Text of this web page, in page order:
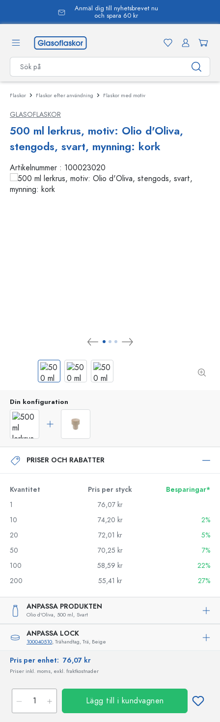
Anmäl dig till nyhetsbrevet nu
och spara 60 kr
Flaskor Flaskor efter användning Flaskor med motiv
GLASOFLASKOR
500 ml lerkrus, motiv: Olio d'Oliva,
stengods, svart, mynning: kork
Artikelnummer : 100023020
Din konfiguration
PRISER OCH RABATTER
Kvantitet Pris per styck
Besparingar*
1
76,07 kr
10
74,20 kr
2%
20
72,01 kr
5%
50
70,25 kr
7%
100
58,59 kr
22%
200
55,41 kr 27%
ANPASSA PRODUKTEN
Olio d'Oliva, 500 ml, Svart
ANPASSA LOCK
100040510, Trähandtag, Trä, Beige
Pris per enhet: 76,07 kr
Priser inkl. moms, exkl. fraktkostnader
Lägg till i kundvagnen